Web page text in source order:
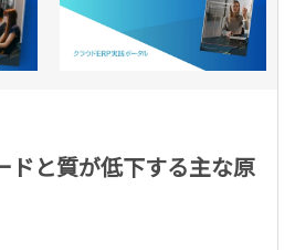
ドと質が低下する主な原